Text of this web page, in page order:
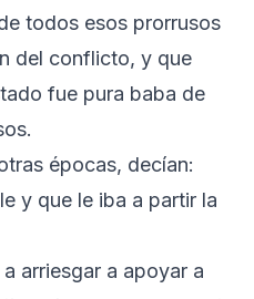
todos esos prorrusos
del conflicto, y que
fue pura baba de
épocas, decían:
y que le iba a partir la
arriesgar a apoyar a